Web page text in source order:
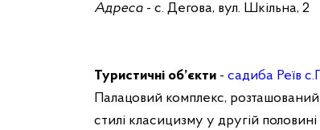
Адреса - с. Дегова, вул. Шкільна, 2
Туристичні об’єкти - садиба Реїв
Палацовий комплекс,
стилі класицизму у другій